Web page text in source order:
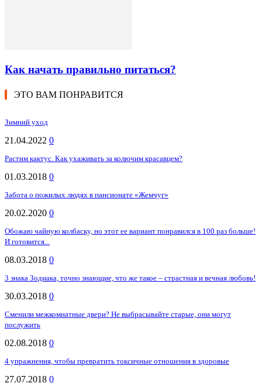
Как начать правильно питаться?
ЭТО ВАМ ПОНРАВИТСЯ
Зимний уход
21.04.2022 0
Растим кактус. Как ухаживать за колючим красавцем?
01.03.2018 0
Забота о пожилых людях в пансионате «Жемчуг»
20.02.2020 0
Обожаю чайную колбаску, но этот ее вариант понравился в 100 раз больше!
И готовится...
08.03.2018 0
3 знака Зодиака, точно знающие, что же такое – страстная и вечная любовь!
30.03.2018 0
Сменили межкомнатные двери? Не выбрасывайте старые, они могут
послужить
02.08.2018 0
4 упражнения, чтобы превратить токсичные отношения в здоровые
27.07.2018 0